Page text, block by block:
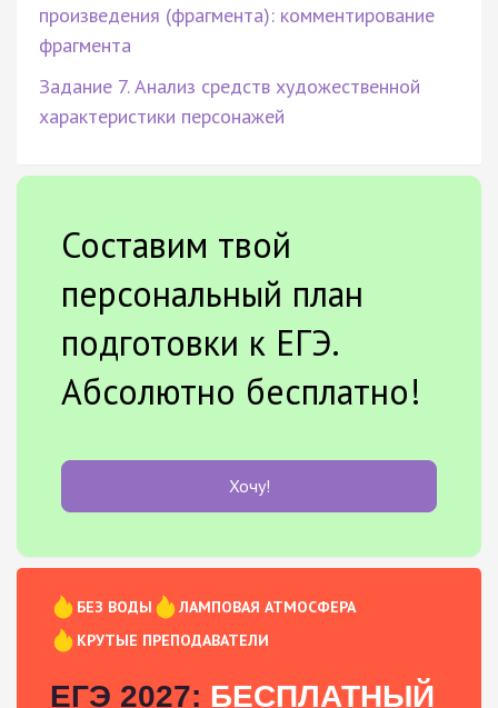
произведения (фрагмента): комментирование
фрагмента
Задание 7. Анализ средств художественной
характеристики персонажей
Составим твой
персональный план
подготовки к ЕГЭ.
Абсолютно бесплатно!
Хочу!
БЕЗ ВОДЫ
ЛАМПОВАЯ АТМОСФЕРА
КРУТЫЕ ПРЕПОДАВАТЕЛИ
ЕГЭ 2027: БЕСПЛАТНЫЙ